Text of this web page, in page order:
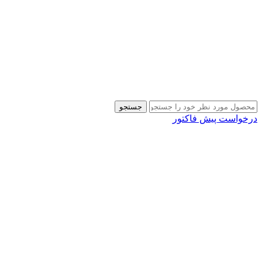
جستجو
درخواست پیش فاکتور